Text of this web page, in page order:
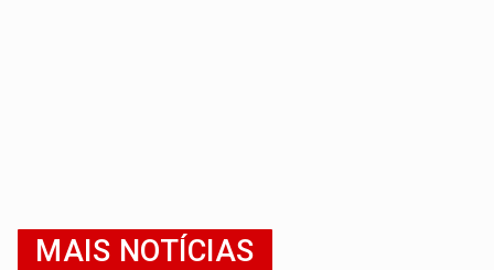
MAIS NOTÍCIAS